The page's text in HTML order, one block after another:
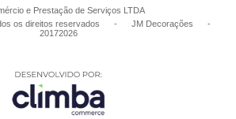
e Prestação de Serviços LTDA
os direitos reservados
- JM Decorações
-
20172026